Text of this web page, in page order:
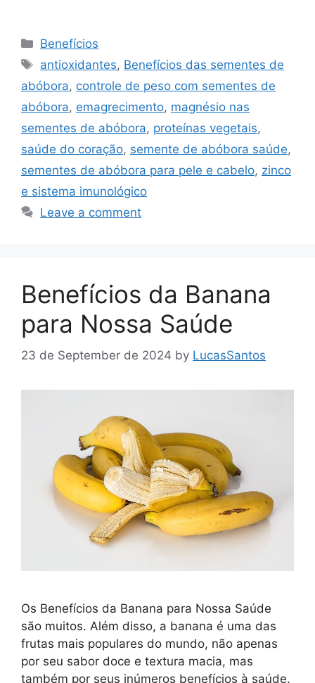
Categories
Benefícios
Tags
antioxidantes, Benefícios das sementes de
abóbora, controle de peso com sementes de
abóbora, emagrecimento, magnésio nas
sementes de abóbora, proteínas vegetais,
saúde do coração, semente de abóbora saúde,
sementes de abóbora para pele e cabelo, zinco
e sistema imunológico
Leave a comment
Benefícios da Banana
para Nossa Saúde
23 de September de 2024 by LucasSantos
Os Benefícios da Banana para Nossa Saúde
são muitos. Além disso, a banana é uma das
frutas mais populares do mundo, não apenas
por seu sabor doce e textura macia, mas
também por seus inúmeros benefícios à saúde.